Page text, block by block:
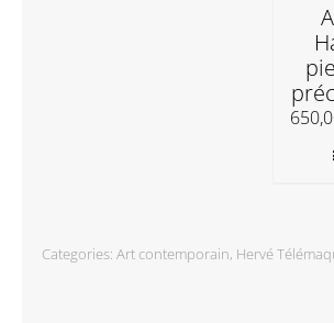
Categories: Art contemporain, Hervé